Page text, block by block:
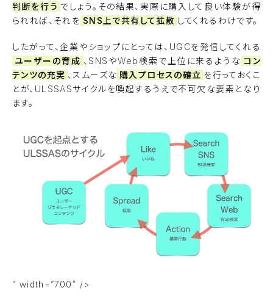
判断を行う でしょう。その結果、実際に購入して良い体験が得
られれば、それを SNS上で共有して拡散 してくれるわけです。
したがって、企業やショップにとっては、UGCを発信してくれる
ユーザーの育成 、SNSやWeb検索で上位に来るような コン
テンツの充実 、スムーズな 購入プロセスの確立 を行っておくこ
とが、ULSSASサイクルを喚起するうえで不可欠な要素となり
ます。
” width=”700″ />